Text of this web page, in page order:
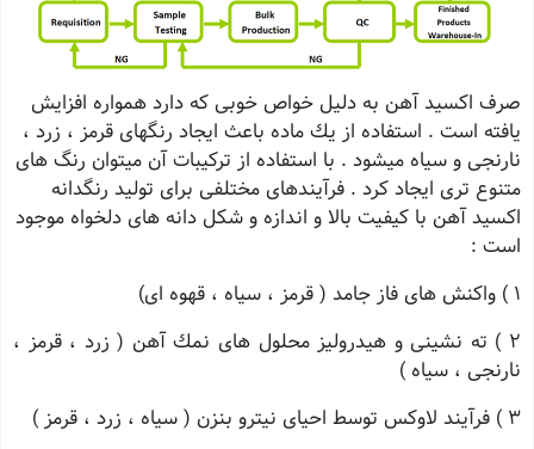
صرف اكسید آهن به دلیل خواص خوبی كه دارد همواره افزایش
یافته است . استفاده از یك ماده باعث ایجاد رنگهای قرمز ، زرد ،
نارنجی و سیاه میشود . با استفاده از تركیبات آن میتوان رنگ های
متنوع تری ایجاد كرد . فرآیندهای مختلفی برای تولید رنگدانه
اكسید آهن با كیفیت بالا و اندازه و شكل دانه های دلخواه موجود
است :
1 ) واكنش های فاز جامد ( قرمز ، سیاه ، قهوه ای)
2 ) ته نشینی و هیدرولیز محلول های نمك آهن ( زرد ، قرمز ،
نارنجی ، سیاه )
3 ) فرآیند لاوكس توسط احیای نیترو بنزن ( سیاه ، زرد ، قرمز )